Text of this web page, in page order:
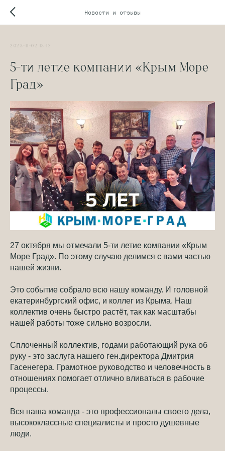
Новости и отзывы
2023-11-02 13:12
5-ти летие компании «Крым Море
Град»
27 октября мы отмечали 5-ти летие компании «Крым
Море Град». По этому случаю делимся с вами частью
нашей жизни.
Это событие собрало всю нашу команду. И головной
екатеринбургский офис, и коллег из Крыма. Наш
коллектив очень быстро растёт, так как масштабы
нашей работы тоже сильно возросли.
Сплоченный коллектив, годами работающий рука об
руку - это заслуга нашего ген.директора Дмитрия
Гасенегера. Грамотное руководство и человечность в
отношениях помогает отлично вливаться в рабочие
процессы.
Вся наша команда - это профессионалы своего дела,
высококлассные специалисты и просто душевные
люди.